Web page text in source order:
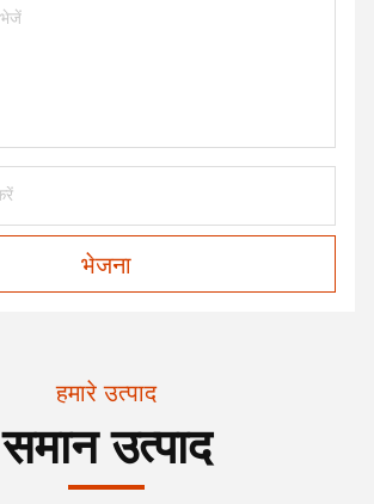
भेजना
हमारे उत्पाद
समान उत्पाद